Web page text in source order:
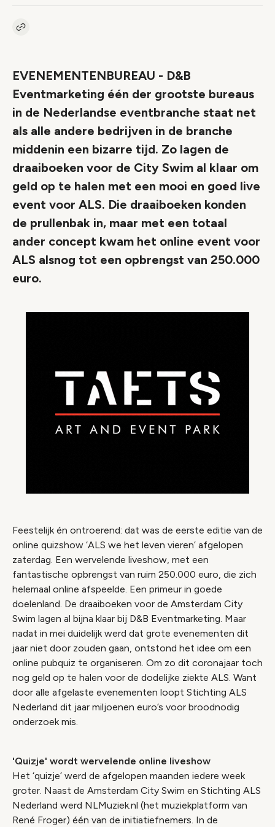
Kopieer link naar artikel
EVENEMENTENBUREAU - D&B
Eventmarketing één der grootste bureaus
in de Nederlandse eventbranche staat net
als alle andere bedrijven in de branche
middenin een bizarre tijd. Zo lagen de
draaiboeken voor de City Swim al klaar om
geld op te halen met een mooi en goed live
event voor ALS. Die draaiboeken konden
de prullenbak in, maar met een totaal
ander concept kwam het online event voor
ALS alsnog tot een opbrengst van 250.000
euro.
Feestelijk én ontroerend: dat was de eerste editie van de
online quizshow ‘ALS we het leven vieren’ afgelopen
zaterdag. Een wervelende liveshow, met een
fantastische opbrengst van ruim 250.000 euro, die zich
helemaal online afspeelde. Een primeur in goede
doelenland. De draaiboeken voor de Amsterdam City
Swim lagen al bijna klaar bij D&B Eventmarketing. Maar
nadat in mei duidelijk werd dat grote evenementen dit
jaar niet door zouden gaan, ontstond het idee om een
online pubquiz te organiseren. Om zo dit coronajaar toch
nog geld op te halen voor de dodelijke ziekte ALS. Want
door alle afgelaste evenementen loopt Stichting ALS
Nederland dit jaar miljoenen euro’s voor broodnodig
onderzoek mis.
'Quizje' wordt wervelende online liveshow
Het ‘quizje’ werd de afgelopen maanden iedere week
groter. Naast de Amsterdam City Swim en Stichting ALS
Nederland werd NLMuziek.nl (het muziekplatform van
René Froger) één van de initiatiefnemers. In de